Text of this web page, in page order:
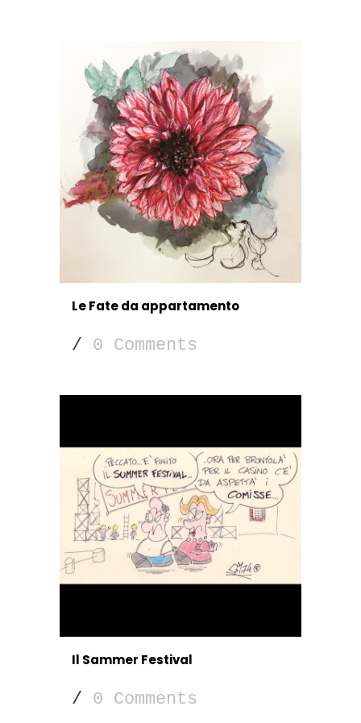
Le Fate da appartamento
/ 0 Comments
Il Sammer Festival
/ 0 Comments